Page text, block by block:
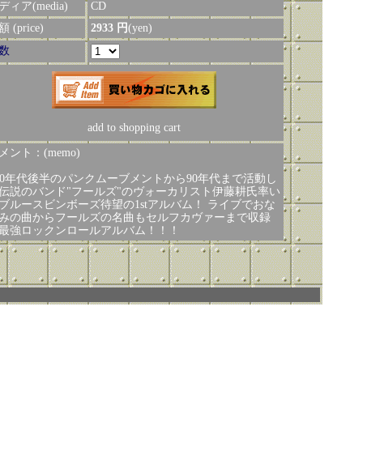
ィア(media)
CD
(price)
2933 円(yen)
add to shopping cart
ント：(memo)
年代後半のパンクムーブメントから90年代まで活動し
説のバンド"フールズ"のヴォーカリスト伊藤耕氏率い
ルースビンボーズ待望の1stアルバム！ ライブでおな
の曲からフールズの名曲もセルフカヴァーまで収録
強ロックンロールアルバム！！！